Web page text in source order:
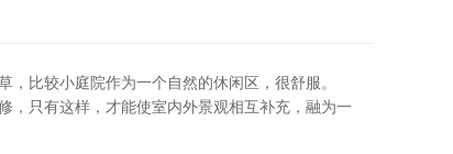
比较小庭院作为一个自然的休闲区，很舒服。
只有这样，才能使室内外景观相互补充，融为一